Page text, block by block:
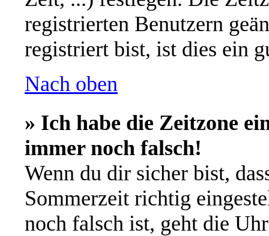
registrierten Benutzern
registriert bist, ist dies ein
Nach oben
» Ich habe die Zeitzone
immer noch falsch!
Wenn du dir sicher bist,
Sommerzeit richtig
noch falsch ist, geht die